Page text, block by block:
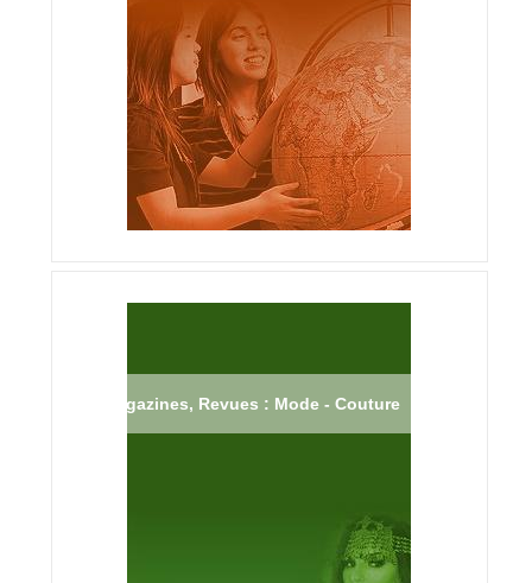
Magazines, Revues : Mode - Couture